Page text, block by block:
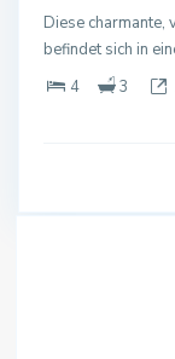
Diese
befindet sich in
4
3